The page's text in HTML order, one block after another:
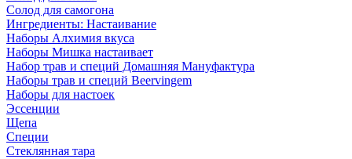
Солод для самогона
Ингредиенты: Настаивание
Наборы Алхимия вкуса
Наборы Мишка настаивает
Набор трав и специй Домашняя Мануфактура
Наборы трав и специй Beervingem
Наборы для настоек
Эссенции
Щепа
Специи
Стеклянная тара